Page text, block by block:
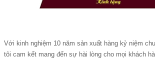
Với kinh nghiệm 10 năm sản xuất hàng kỷ niệm
tôi cam kết mang đến sự hài lòng cho mọi khách